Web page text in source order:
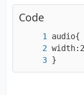
Code
}